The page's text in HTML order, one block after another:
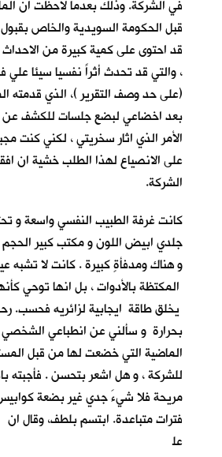
في الشركة. وذلك بعدما لاحظت ان
قبل الحكومة السويدية والخاص
قد احتوى على كمية كبيرة من الاحداث
، والتي قد تحدث أثراً نفسيا سيئا علي
(على حد وصف التقرير )، الذي قدمته
بعد اخضاعي لبضع جلسات للكشف عن
الأمر الذي اثار سخريتي ، لكني كنت
على الانصياع لهذا الطلب خشية ان
الشركة.
كانت غرفة الطبيب النفسي واسعة و
جلدي ابيض اللون و مكتب كبير الحجم
و هناك ومدفأةٍ كبيرة . كانت لا تشبه
المكتظة بالأدوات ، بل انها توحي
يخلق طاقة ايجابية لزائريه فحسب.
بحرارة و سألني عن انطباعي
الماضية التي خضعت لها من قبل
للشركة ، و هل اشعر بتحسن . فأجبته
مريحة فلا شيءَ جدي غير بضعة
فترات متباعدة. ابتسم بلطف، وقال ان
عل